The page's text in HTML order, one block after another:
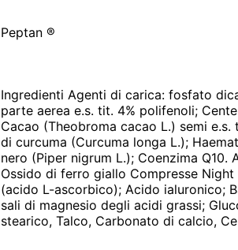
Peptan ®
Ingredienti Agenti di carica: fosfato
parte aerea e.s. tit. 4% polifenoli;
Cacao (Theobroma cacao L.) semi
di curcuma (Curcuma longa L.);
nero (Piper nigrum L.); Coenzima
Ossido di ferro giallo Compresse
(acido L-ascorbico); Acido ialuronico;
sali di magnesio degli acidi grassi;
stearico, Talco, Carbonato di calcio,